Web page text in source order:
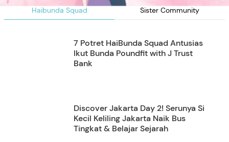
Haibunda Squad Sister Community
7 Potret HaiBunda Squad Antusias
Ikut Bunda Poundfit with J Trust
Bank
Discover Jakarta Day 2! Serunya Si
Kecil Keliling Jakarta Naik Bus
Tingkat & Belajar Sejarah